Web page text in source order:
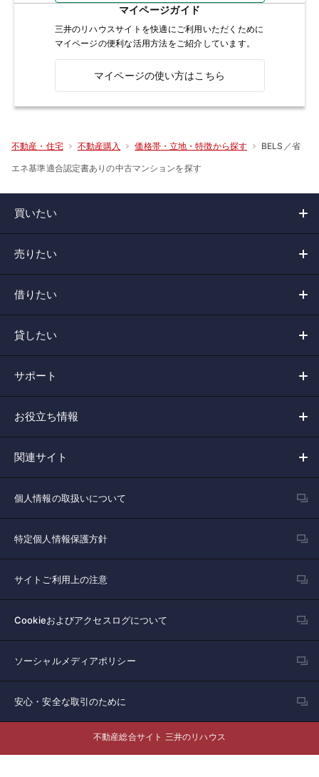
マイページガイド
三井のリハウスサイトを快適にご利用いただくために
マイページの便利な活用方法をご紹介しています。
マイページの使い方はこちら
不動産・住宅 不動産購入 価格帯・立地・特徴から探す BELS／省
エネ基準適合認定書ありの中古マンションを探す
買いたい
売りたい
借りたい
貸したい
サポート
お役立ち情報
関連サイト
個人情報の取扱いについて
特定個人情報保護方針
サイトご利用上の注意
Cookieおよびアクセスログについて
ソーシャルメディアポリシー
安心・安全な取引のために
不動産総合サイト 三井のリハウス